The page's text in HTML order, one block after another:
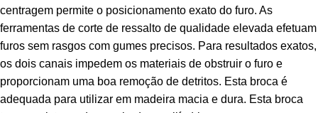
centragem permite o posicionamento exato do furo. As
ferramentas de corte de ressalto de qualidade elevada efetuam
furos sem rasgos com gumes precisos. Para resultados exatos,
os dois canais impedem os materiais de obstruir o furo e
proporcionam uma boa remoção de detritos. Esta broca é
adequada para utilizar em madeira macia e dura. Esta broca